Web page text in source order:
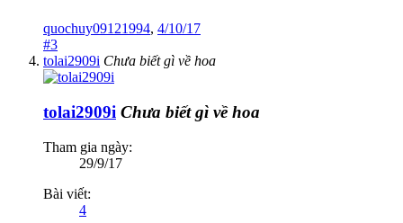
quochuy09121994, 4/10/17
#3
tolai2909i Chưa biết gì về hoa
tolai2909i Chưa biết gì về hoa
Tham gia ngày:
29/9/17
Bài viết:
4